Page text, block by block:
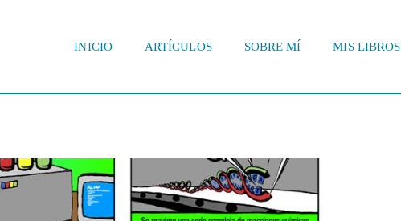
INICIO ARTÍCULOS SOBRE MÍ MIS LIBROS